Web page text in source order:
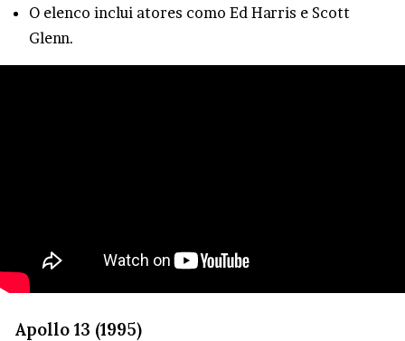
O elenco inclui atores como Ed Harris e Scott
Glenn.
Apollo 13 (1995)